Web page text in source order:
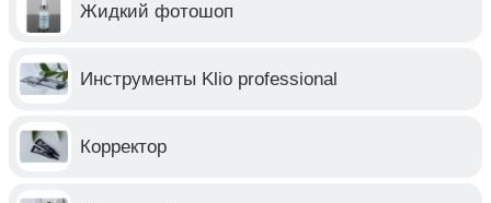
Жидкий фотошоп
Инструменты Klio professional
Корректор